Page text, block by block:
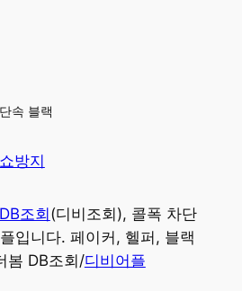
속 블랙
방지
DB조회 (디비조회), 콜폭 차단
입니다. 페이커, 헬퍼, 블랙
봄 DB조회/디비어플